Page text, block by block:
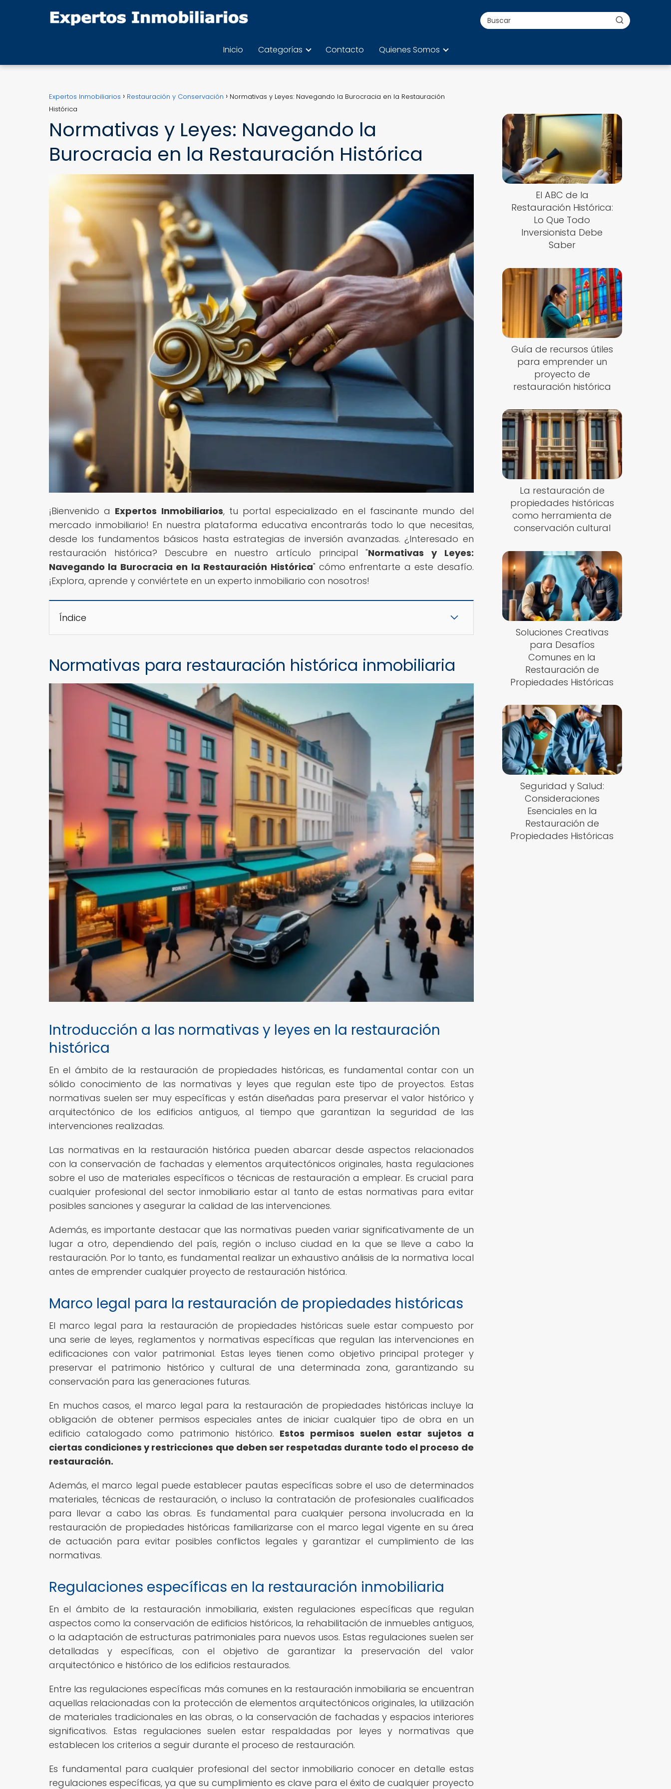
Inicio Categorías Contacto Quienes Somos
Expertos Inmobiliarios Restauración y Conservación
Normativas y Leyes: Navegando la Burocracia en la Restauración
Histórica
Normativas y Leyes: Navegando la
Burocracia en la Restauración Histórica
¡Bienvenido a Expertos Inmobiliarios, tu portal especializado en el fascinante mundo del
mercado inmobiliario! En nuestra plataforma educativa encontrarás todo lo que necesitas,
desde los fundamentos básicos hasta estrategias de inversión avanzadas. ¿Interesado en
restauración histórica? Descubre en nuestro artículo principal "Normativas y Leyes:
Navegando la Burocracia en la Restauración Histórica" cómo enfrentarte a este desafío.
¡Explora, aprende y conviértete en un experto inmobiliario con nosotros!
Índice
Normativas para restauración histórica inmobiliaria
Introducción a las normativas y leyes en la restauración
histórica
En el ámbito de la restauración de propiedades históricas, es fundamental contar con un
sólido conocimiento de las normativas y leyes que regulan este tipo de proyectos. Estas
normativas suelen ser muy específicas y están diseñadas para preservar el valor histórico y
arquitectónico de los edificios antiguos, al tiempo que garantizan la seguridad de las
intervenciones realizadas.
Las normativas en la restauración histórica pueden abarcar desde aspectos relacionados
con la conservación de fachadas y elementos arquitectónicos originales, hasta regulaciones
sobre el uso de materiales específicos o técnicas de restauración a emplear. Es crucial para
cualquier profesional del sector inmobiliario estar al tanto de estas normativas para evitar
posibles sanciones y asegurar la calidad de las intervenciones.
Además, es importante destacar que las normativas pueden variar significativamente de un
lugar a otro, dependiendo del país, región o incluso ciudad en la que se lleve a cabo la
restauración. Por lo tanto, es fundamental realizar un exhaustivo análisis de la normativa local
antes de emprender cualquier proyecto de restauración histórica.
Marco legal para la restauración de propiedades históricas
El marco legal para la restauración de propiedades históricas suele estar compuesto por
una serie de leyes, reglamentos y normativas específicas que regulan las intervenciones en
edificaciones con valor patrimonial. Estas leyes tienen como objetivo principal proteger y
preservar el patrimonio histórico y cultural de una determinada zona, garantizando su
conservación para las generaciones futuras.
En muchos casos, el marco legal para la restauración de propiedades históricas incluye la
obligación de obtener permisos especiales antes de iniciar cualquier tipo de obra en un
edificio catalogado como patrimonio histórico. Estos permisos suelen estar sujetos a
ciertas condiciones y restricciones que deben ser respetadas durante todo el proceso de
restauración.
Además, el marco legal puede establecer pautas específicas sobre el uso de determinados
materiales, técnicas de restauración, o incluso la contratación de profesionales cualificados
para llevar a cabo las obras. Es fundamental para cualquier persona involucrada en la
restauración de propiedades históricas familiarizarse con el marco legal vigente en su área
de actuación para evitar posibles conflictos legales y garantizar el cumplimiento de las
normativas.
Regulaciones específicas en la restauración inmobiliaria
En el ámbito de la restauración inmobiliaria, existen regulaciones específicas que regulan
aspectos como la conservación de edificios históricos, la rehabilitación de inmuebles antiguos,
o la adaptación de estructuras patrimoniales para nuevos usos. Estas regulaciones suelen ser
detalladas y específicas, con el objetivo de garantizar la preservación del valor
arquitectónico e histórico de los edificios restaurados.
Entre las regulaciones específicas más comunes en la restauración inmobiliaria se encuentran
aquellas relacionadas con la protección de elementos arquitectónicos originales, la utilización
de materiales tradicionales en las obras, o la conservación de fachadas y espacios interiores
significativos. Estas regulaciones suelen estar respaldadas por leyes y normativas que
establecen los criterios a seguir durante el proceso de restauración.
Es fundamental para cualquier profesional del sector inmobiliario conocer en detalle estas
regulaciones específicas, ya que su cumplimiento es clave para el éxito de cualquier proyecto
El ABC de la
Restauración Histórica:
Lo Que Todo
Inversionista Debe
Saber
Guía de recursos útiles
para emprender un
proyecto de
restauración histórica
La restauración de
propiedades históricas
como herramienta de
conservación cultural
Soluciones Creativas
para Desafíos
Comunes en la
Restauración de
Propiedades Históricas
Seguridad y Salud:
Consideraciones
Esenciales en la
Restauración de
Propiedades Históricas